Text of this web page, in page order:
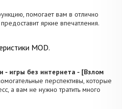
помогает вам в отлично
яркие впечатления.
MOD.
- игры без интернета - [Взлом
перспективы, которые
а вам не нужно тратить много